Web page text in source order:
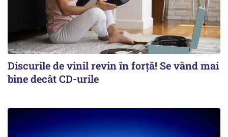
Discurile de vinil revin în forţă! Se vând mai
bine decât CD-urile